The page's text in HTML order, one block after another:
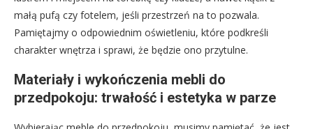
małą pufą czy fotelem, jeśli przestrzeń na to pozwala.
Pamiętajmy o odpowiednim oświetleniu, które podkreśli
charakter wnętrza i sprawi, że będzie ono przytulne.
Materiały i wykończenia mebli do
przedpokoju: trwałość i estetyka w parze